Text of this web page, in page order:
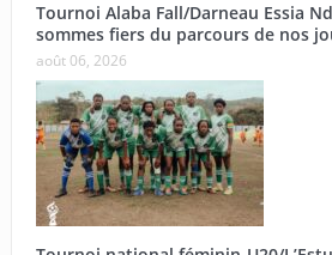
Tournoi Alaba Fall/Darneau Essia
sommes fiers du parcours de nos
août 06, 2026